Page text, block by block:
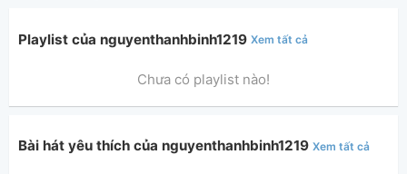
Bài hát yêu thích
Bài hát đã đăng
Playlist của nguyenthanhbinh1219 Xem tất cả
Chưa có playlist nào!
Bài hát yêu thích của nguyenthanhbinh1219 Xem tất cả